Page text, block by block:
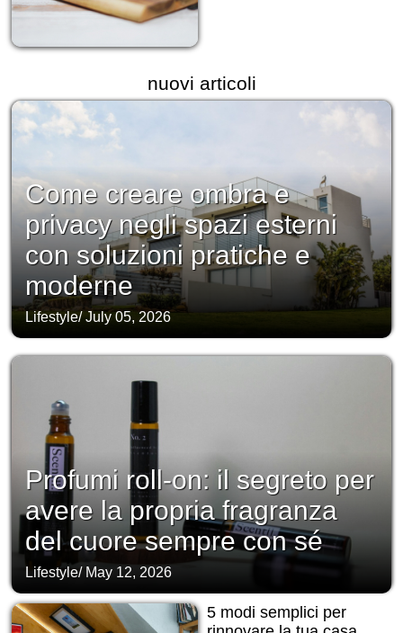
nuovi articoli
Come creare ombra e
privacy negli spazi esterni
con soluzioni pratiche e
moderne
Lifestyle/July 05, 2026
Profumi roll-on: il segreto per
avere la propria fragranza
del cuore sempre con sé
Lifestyle/ May 12, 2026
5 modi semplici per